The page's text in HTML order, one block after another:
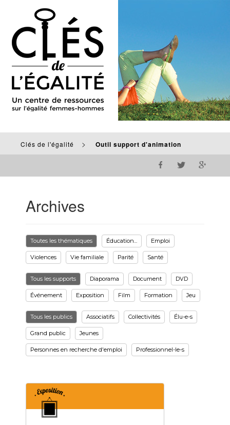
Clés de l'égalité > Outil support d'animation
Archives
Toutes les thématiques Éducation... Emploi
Violences Vie familiale Parité Santé
Tous les supports Diaporama Document DVD
Événement Exposition Film Formation Jeu
Tous les publics Associatifs Collectivités Élu-e-s
Grand public Jeunes
Personnes en recherche d'emploi Professionnel-le-s